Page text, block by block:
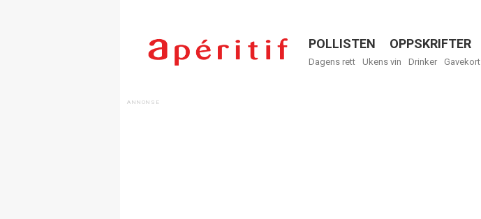
Menu
POLLISTEN OPPSKRIFTER
Dagens rett Ukens vin Drinker Gavekort